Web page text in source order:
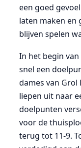
een goed
laten maken en
blijven spelen
In het begin
snel een
dames van
liepen uit naar
doelpunten
voor de
terug tot 11-9.